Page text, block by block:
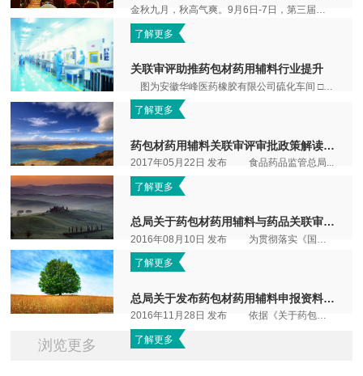
金秋九月，秋高气爽。9月6日-7日，第三届中国药品监管科学大会（2018）在京召开。大会聚焦“新时代 新目标 新征...
了解更多
关联审评助推药包材药用辅料行业提升
图为安徽华峰医药橡胶有限公司硫化车间 □ 中国医药报记者 刘博 http://epaper.c...
了解更多
药包材药用辅料关联审评审批政策解读（一）
2017年05月22日 发布 食品药品监管总局...
了解更多
总局关于药包材药用辅料与药品关联审评审批有关事项的...
2016年08月10日 发布 为贯彻落实《国务院...
了解更多
总局关于发布药包材药用辅料申报资料要求（试行）的通告...
2016年11月28日 发布 依据《关于药包材药...
了解更多
浏览更多